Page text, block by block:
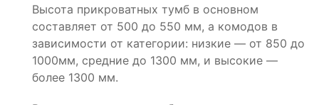
Высота прикроватных тумб в основном
составляет от 500 до 550 мм, а комодов в
зависимости от категории: низкие — от 850 до
1000мм, средние до 1300 мм, и высокие —
более 1300 мм.